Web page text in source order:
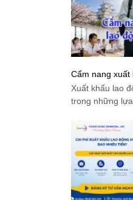
Cẩm nang xuất
Bản từ A-Z
Xuất khẩu lao
trong những